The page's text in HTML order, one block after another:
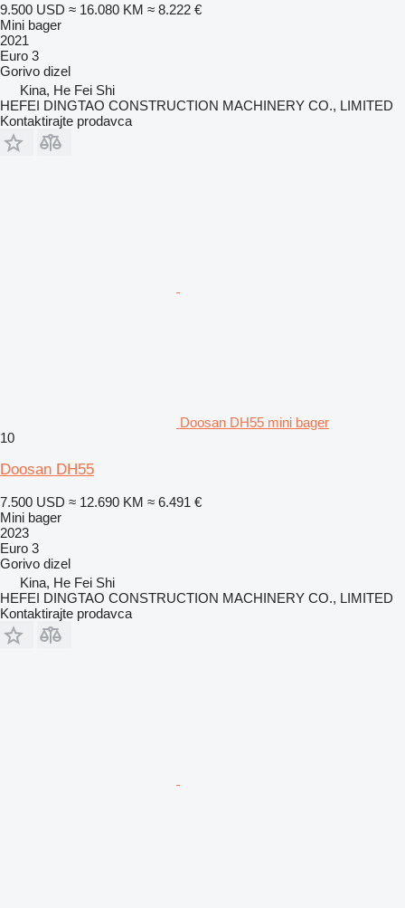
9.500 USD ≈ 16.080 KM ≈ 8.222 €
Mini bager
2021
Euro 3
Gorivo dizel
Kina, He Fei Shi
HEFEI DINGTAO CONSTRUCTION MACHINERY CO., LIMITED
Kontaktirajte prodavca
Doosan DH55 mini bager
10
Doosan DH55
7.500 USD ≈ 12.690 KM ≈ 6.491 €
Mini bager
2023
Euro 3
Gorivo dizel
Kina, He Fei Shi
HEFEI DINGTAO CONSTRUCTION MACHINERY CO., LIMITED
Kontaktirajte prodavca